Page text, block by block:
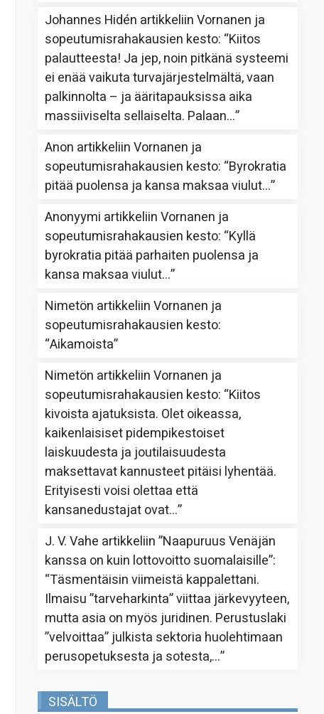
Johannes Hidén artikkeliinVornanen ja
sopeutumisrahakausien kesto: “Kiitos
palautteesta! Ja jep, noin pitkänä systeemi
ei enää vaikuta turvajärjestelmältä, vaan
palkinnolta – ja ääritapauksissa aika
massiiviselta sellaiselta. Palaan…”
Anon artikkeliinVornanen ja
sopeutumisrahakausien kesto: “Byrokratia
pitää puolensa ja kansa maksaa viulut…”
Anonyymi artikkeliinVornanen ja
sopeutumisrahakausien kesto: “Kyllä
byrokratia pitää parhaiten puolensa ja
kansa maksaa viulut…”
Nimetön artikkeliinVornanen ja
sopeutumisrahakausien kesto:
“Aikamoista”
Nimetön artikkeliinVornanen ja
sopeutumisrahakausien kesto: “Kiitos
kivoista ajatuksista. Olet oikeassa,
kaikenlaisiset pidempikestoiset
laiskuudesta ja joutilaisuudesta
maksettavat kannusteet pitäisi lyhentää.
Erityisesti voisi olettaa että
kansanedustajat ovat…”
J. V. Vahe artikkeliin”Naapuruus Venäjän
kanssa on kuin lottovoitto suomalaisille”:
“Täsmentäisin viimeistä kappalettani.
Ilmaisu ”tarveharkinta” viittaa järkevyyteen,
mutta asia on myös juridinen. Perustuslaki
”velvoittaa” julkista sektoria huolehtimaan
perusopetuksesta ja sotesta,…”
SISÄLTÖ